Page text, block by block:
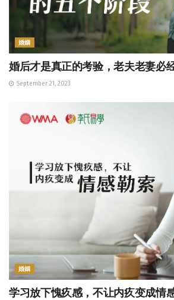
婚姻
婚后才是真正的考验，老夫老妻必
September 21, 2023
婚姻
学习放下愧疚感，不让内疚变成情